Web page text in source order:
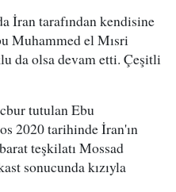
İran tarafından kendisine
Muhammed el Mısri
da olsa devam etti. Çeşitli
tutulan Ebu
2020 tarihinde İran'ın
teşkilatı Mossad
sonucunda kızıyla